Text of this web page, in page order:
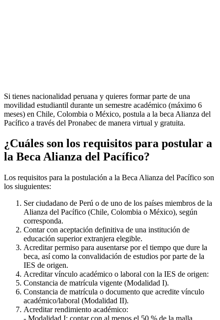
Si tienes nacionalidad peruana y quieres formar parte de una
movilidad estudiantil durante un semestre académico (máximo 6
meses) en Chile, Colombia o México, postula a la beca Alianza del
Pacífico a través del Pronabec de manera virtual y gratuita.
¿Cuáles son los requisitos para postular a
la Beca Alianza del Pacífico?
Los requisitos para la postulación a la Beca Alianza del Pacífico son
los siuguientes:
Ser ciudadano de Perú o de uno de los países miembros de la
Alianza del Pacífico (Chile, Colombia o México), según
corresponda.
Contar con aceptación definitiva de una institución de
educación superior extranjera elegible.
Acreditar permiso para ausentarse por el tiempo que dure la
beca, así como la convalidación de estudios por parte de la
IES de origen.
Acreditar vínculo académico o laboral con la IES de origen:
Constancia de matrícula vigente (Modalidad I).
Constancia de matrícula o documento que acredite vínculo
académico/laboral (Modalidad II).
Acreditar rendimiento académico: